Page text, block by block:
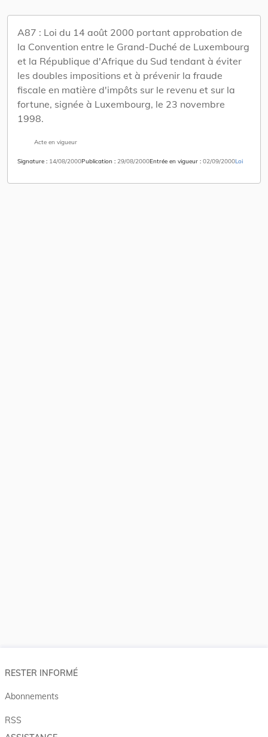
A87 : Loi du 14 août 2000 portant approbation de
la Convention entre le Grand-Duché de Luxembourg
et la République d'Afrique du Sud tendant à éviter
les doubles impositions et à prévenir la fraude
fiscale en matière d'impôts sur le revenu et sur la
fortune, signée à Luxembourg, le 23 novembre
1998.
Acte en vigueur
Signature 14/08/2000Publication 29/08/2000Entrée en vigueur 02/09/2000Loi
RESTER INFORMÉ
Abonnements
RSS